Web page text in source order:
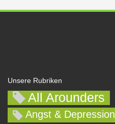
Unsere Rubriken
All Arounders
Angst & Depression